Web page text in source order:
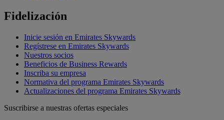
Fidelización
Inicie sesión en Emirates Skywards
Regístrese en Emirates Skywards
Nuestros socios
Beneficios de Business Rewards
Inscriba su empresa
Normativa del programa Emirates Skywards
Actualizaciones del programa Emirates Skywards
Suscribirse a nuestras ofertas especiales